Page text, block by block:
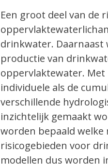
Een groot deel van de
drinkwater.
productie van
oppervlaktewater. Met
individuele als de
verschillende
inzichtelijk gemaakt
worden bepaald
risicogebieden voor
modellen dus worden